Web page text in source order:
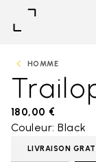
HOMME
180,00 €
Couleur: Black
LIVRAISON